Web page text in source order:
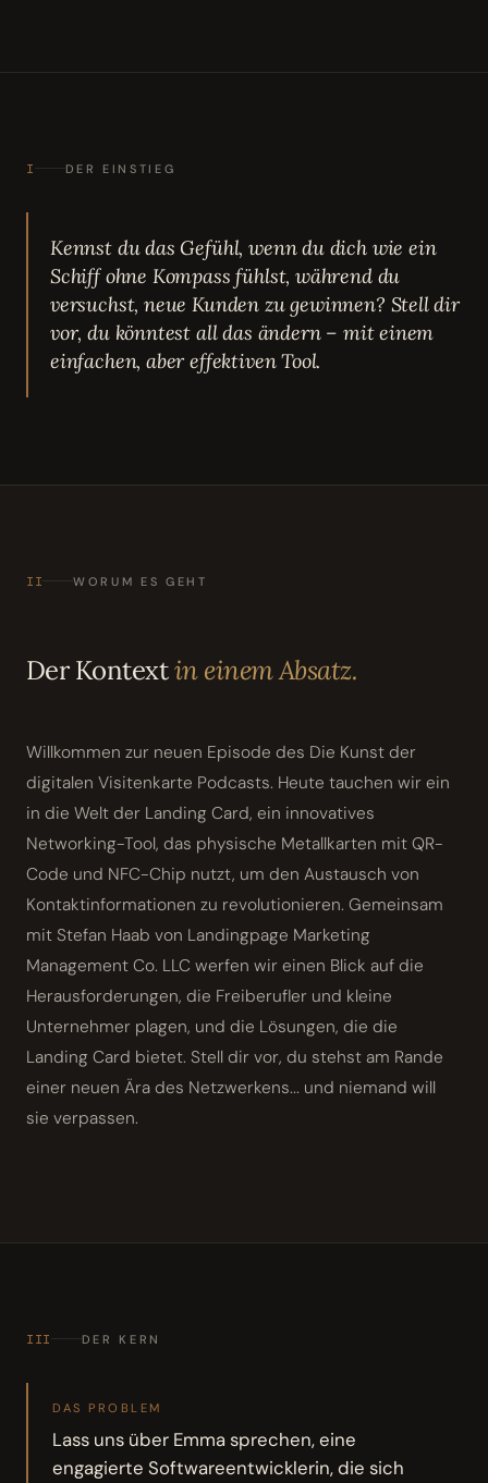
I DER EINSTIEG
Kennst du das Gefühl, wenn du dich wie ein
Schiff ohne Kompass fühlst, während du
versuchst, neue Kunden zu gewinnen? Stell dir
vor, du könntest all das ändern – mit einem
einfachen, aber effektiven Tool.
II WORUM ES GEHT
Der Kontextin einem Absatz.
Willkommen zur neuen Episode des Die Kunst der
digitalen Visitenkarte Podcasts. Heute tauchen wir ein
in die Welt der Landing Card, ein innovatives
Networking-Tool, das physische Metallkarten mit QR-
Code und NFC-Chip nutzt, um den Austausch von
Kontaktinformationen zu revolutionieren. Gemeinsam
mit Stefan Haab von Landingpage Marketing
Management Co. LLC werfen wir einen Blick auf die
Herausforderungen, die Freiberufler und kleine
Unternehmer plagen, und die Lösungen, die die
Landing Card bietet. Stell dir vor, du stehst am Rande
einer neuen Ära des Netzwerkens... und niemand will
sie verpassen.
III DER KERN
DAS PROBLEM
Lass uns über Emma sprechen, eine
engagierte Softwareentwicklerin, die sich